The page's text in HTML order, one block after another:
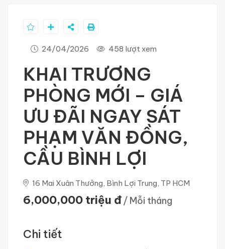
24/04/2026 458 lượt xem
KHAI TRƯƠNG
PHÒNG MỚI – GIÁ
ƯU ĐÃI NGAY SÁT
PHẠM VĂN ĐỒNG,
CẦU BÌNH LỢI
16 Mai Xuân Thưởng, Bình Lợi Trung, TP HCM
6,000,000 triệu đ / Mỗi tháng
Chi tiết